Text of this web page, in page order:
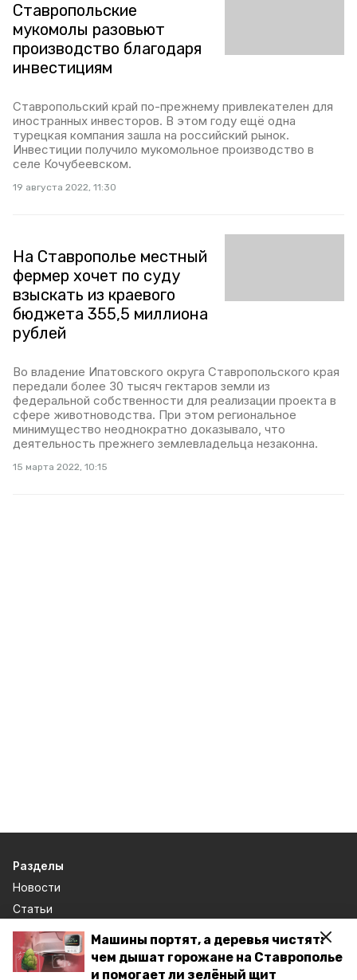
Машины портят, а деревья чистят:
чем дышат горожане на Ставрополье
и помогает ли зелёный щит
Ставропольские
мукомолы разовьют
производство благодаря
инвестициям
Ставропольский край по-прежнему привлекателен для
иностранных инвесторов. В этом году ещё одна
турецкая компания зашла на российский рынок.
Инвестиции получило мукомольное производство в
селе Кочубеевском.
19 августа 2022, 11:30
На Ставрополье местный
фермер хочет по суду
взыскать из краевого
бюджета 355,5 миллиона
рублей
Во владение Ипатовского округа Ставропольского края
передали более 30 тысяч гектаров земли из
федеральной собственности для реализации проекта в
сфере животноводства. При этом региональное
минимущество неоднократно доказывало, что
деятельность прежнего землевладельца незаконна.
15 марта 2022, 10:15
Разделы
Новости
Статьи
О компании
Документы